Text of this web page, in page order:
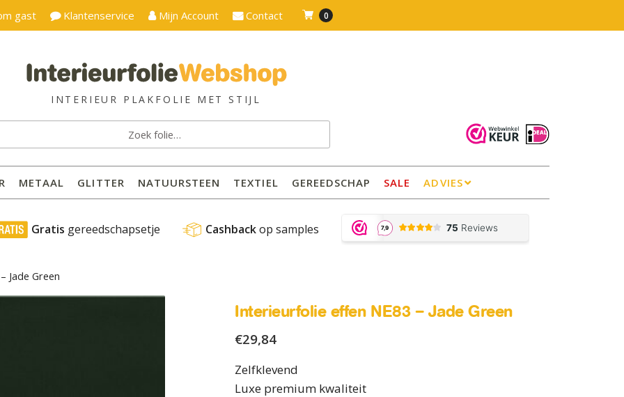
gast Klantenservice Mijn Account Contact 0
METAAL GLITTER NATUURSTEEN TEXTIEL GEREEDSCHAP SALE ADVIES
Gratis gereedschapsetje Cashback op samples
Jade Green
Interieurfolie effen NE83 – Jade Green
€29,84
Zelfklevend
Luxe premium kwaliteit